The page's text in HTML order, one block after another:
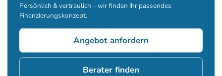
Persönlich & vertraulich – wir finden Ihr passendes
Finanzierungskonzept.
Angebot anfordern
Berater finden